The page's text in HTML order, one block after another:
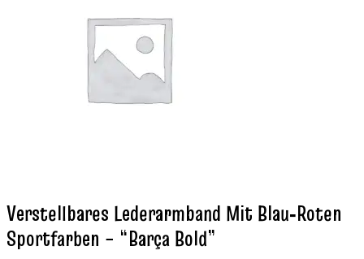
Verstellbares Lederarmband Mit Blau‑Roten
Sportfarben – “Barça Bold”